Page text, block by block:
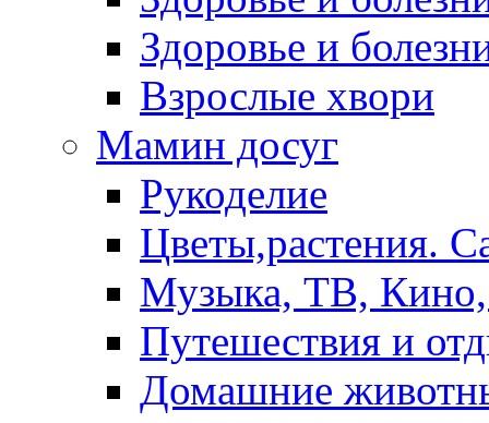
Здоровье и
Взрослые хвори
Мамин досуг
Рукоделие
Цветы,растения.
Музыка, ТВ,
Путешествия и
Домашние